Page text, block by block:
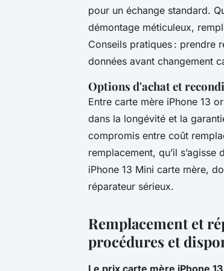
pour un échange standard.
démontage méticuleux,
Conseils pratiques : prendre
données avant changement
Options d'achat et
Entre carte mère iPhone 13
dans la longévité et la
compromis entre coût
remplacement, qu’il s’agisse
iPhone 13 Mini carte mère,
réparateur sérieux.
Remplacement et
procédures et
Le prix carte mère iPhone 13